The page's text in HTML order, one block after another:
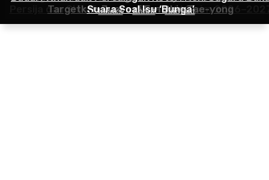
Persija dan Shin Tae-yong Sambut Musim
Targetkan Juara di Era Shin Tae-yong
Suara Soal Isu ‘Bunga’
Indeks
About Contact